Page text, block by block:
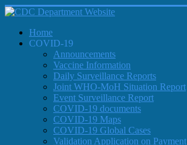
Home
COVID-19
Announcements
Vaccine Information
Daily Surveillance Reports
Joint WHO-MoH Situation Report
Event Surveillance Report
COVID-19 documents
COVID-19 Maps
COVID-19 Global Cases
Validation Application on Payment